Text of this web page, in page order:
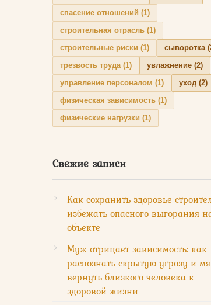
спасение отношений (1)
строительная отрасль (1)
строительные риски (1) сыворотка
трезвость труда(1) увлажнение (2)
управление персоналом (1) уход (2)
физическая зависимость (1)
физические нагрузки (1)
Свежие записи
Как сохранить здоровье
избежать опасного выгорания
объекте
Муж отрицает зависимость: как
распознать скрытую угрозу и
вернуть близкого человека к
здоровой жизни